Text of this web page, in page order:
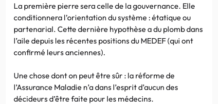
La première pierre sera celle de la gouvernance. Elle
conditionnera l’orientation du système : étatique ou
partenarial. Cette dernière hypothèse a du plomb dans
l’aile depuis les récentes positions du MEDEF (qui ont
confirmé leurs anciennes).
Une chose dont on peut être sûr : la réforme de
l’Assurance Maladie n’a dans l’esprit d’aucun des
décideurs d’être faite pour les médecins.